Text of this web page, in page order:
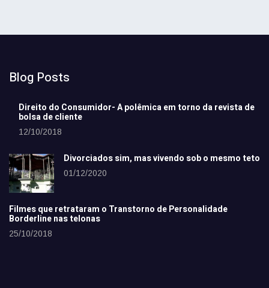
Blog Posts
Direito do Consumidor- A polêmica em torno da revista de
bolsa de cliente
12/10/2018
Divorciados sim, mas vivendo sob o mesmo teto
01/12/2020
Filmes que retrataram o Transtorno de Personalidade
Borderline nas telonas
25/10/2018